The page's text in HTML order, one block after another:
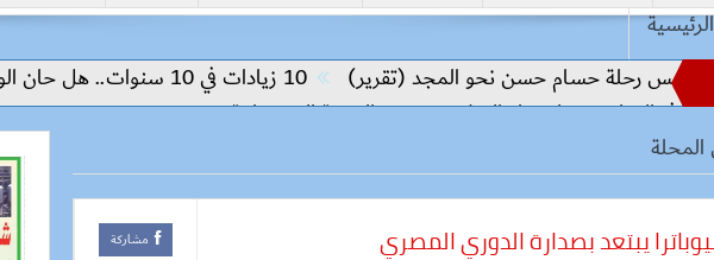
الرئيسية
حسام حسن نحو المجد (تقرير) 10 زيادات في 10 سنوات.. هل حان الوقت لرفع دعم البنزين نهائيا؟
مفتاح بناء السلام وتحقيق التنمية المستدامة
يبتعد بصدارة الدوري المصري مشاركة